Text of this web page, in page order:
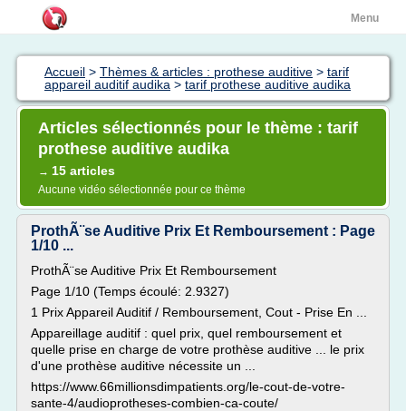
Menu
Accueil > Thèmes & articles : prothese auditive > tarif
appareil auditif audika > tarif prothese auditive audika
Articles sélectionnés pour le thème : tarif
prothese auditive audika
→ 15 articles
Aucune vidéo sélectionnée pour ce thème
ProthÃ¨se Auditive Prix Et Remboursement : Page
1/10 ...
ProthÃ¨se Auditive Prix Et Remboursement
Page 1/10 (Temps écoulé: 2.9327)
1 Prix Appareil Auditif / Remboursement, Cout - Prise En ...
Appareillage auditif : quel prix, quel remboursement et
quelle prise en charge de votre prothèse auditive ... le prix
d'une prothèse auditive nécessite un ...
https://www.66millionsdimpatients.org/le-cout-de-votre-
sante-4/audioprotheses-combien-ca-coute/